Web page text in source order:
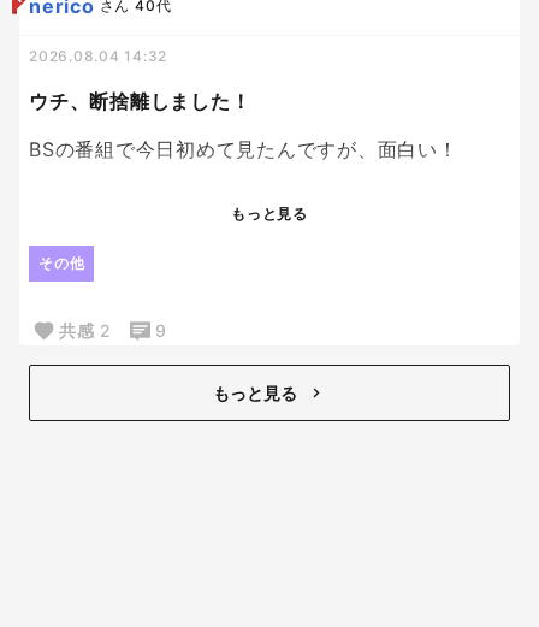
どの人もなんかイラッとする。
レジにあったレジ袋カード指差して
このカードは使わないのー？？って
構わないでねー、触らないでー。
はぁ？？？？
それからずっと、
娘と末子が何か指差すと
はい構わないでー触らないでー触らないでー
ウチ、断捨離しました！
nerico さん 40代
2026.08.04 14:32
BSの番組で今日初めて見たんですが、面白い！
めちゃくちゃモノが溢れていた家の中が、アドバイ
たまらない！
もともと私も片付けが苦手でモノが多かったけど、
ているんだけど、少ない方がいい。
片付いているすっきりした部屋が好き。
もっと見る
その他
共感 2 9
もっと見る